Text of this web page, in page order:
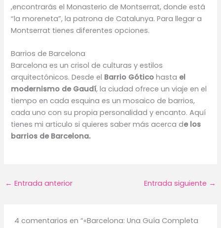
,encontrarás el Monasterio de Montserrat, donde está
“la moreneta”, la patrona de Catalunya. Para llegar a
Montserrat tienes diferentes opciones.
Barrios de Barcelona
Barcelona es un crisol de culturas y estilos
arquitectónicos. Desde el Barrio Gótico hasta el
modernismo de Gaudí, la ciudad ofrece un viaje en el
tiempo en cada esquina es un mosaico de barrios,
cada uno con su propia personalidad y encanto. Aquí
tienes mi articulo si quieres saber más acerca de los
barrios de Barcelona.
← Entrada anterior Entrada siguiente →
4 comentarios en “«Barcelona: Una Guía Completa